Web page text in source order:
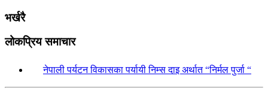
भर्खरै
लोकप्रिय समाचार
नेपाली पर्यटन विकासका पर्यायी निम्स दाइ अर्थात “निर्मल पुर्जा “